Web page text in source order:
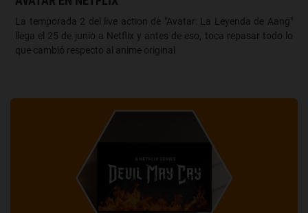
La temporada 2 del live action de "Avatar: La Leyenda de Aang"
llega el 25 de junio a Netflix y antes de eso, toca repasar todo lo
que cambió respecto al anime original